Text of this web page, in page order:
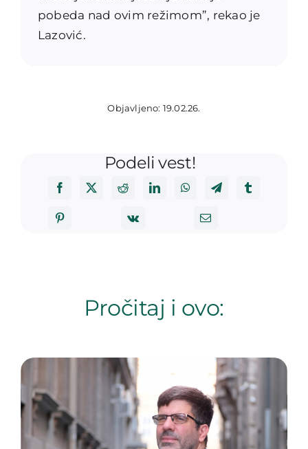
pobeda nad ovim režimom”, rekao je
Lazović.
Objavljeno: 19.02.26.
Podeli vest!
Pročitaj i ovo: